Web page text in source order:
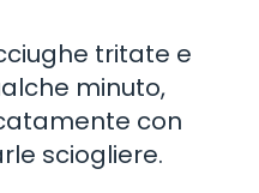
tritate e
minuto,
con
sciogliere.